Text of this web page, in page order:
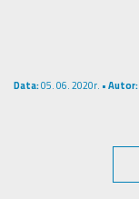
Data:05. 06. 2020r. •Autor: